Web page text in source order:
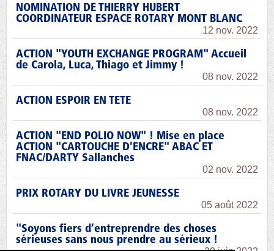
NOMINATION DE THIERRY HUBERT
COORDINATEUR ESPACE ROTARY MONT BLANC
12 nov. 2022
ACTION "YOUTH EXCHANGE PROGRAM" Accueil
de Carola, Luca, Thiago et Jimmy !
08 nov. 2022
ACTION ESPOIR EN TETE
08 nov. 2022
ACTION "END POLIO NOW" ! Mise en place
ACTION "CARTOUCHE D'ENCRE" ABAC ET
FNAC/DARTY Sallanches
02 nov. 2022
PRIX ROTARY DU LIVRE JEUNESSE
05 août 2022
"Soyons fiers d’entreprendre des choses
sérieuses sans nous prendre au sérieux !